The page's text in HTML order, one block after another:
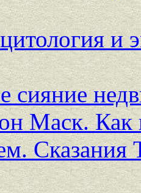
и
сияние
Маск. Как
Сказания